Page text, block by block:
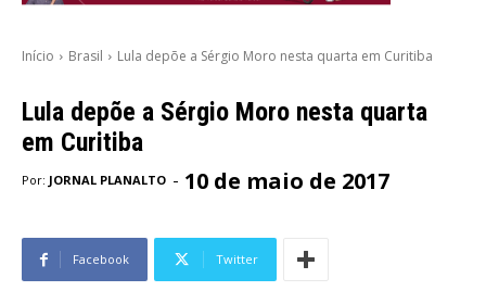
Início Brasil Lula depõe a Sérgio Moro nesta quarta em Curitiba
Lula depõe a Sérgio Moro nesta quarta
em Curitiba
Por: JORNAL PLANALTO - 10 de maio de 2017
Facebook Twitter